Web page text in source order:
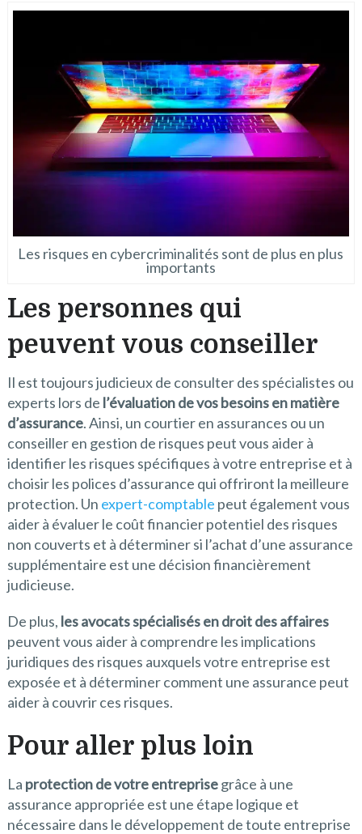
Les risques en cybercriminalités sont de plus en plus
importants
Les personnes qui
peuvent vous conseiller
Il est toujours judicieux de consulter des spécialistes ou
experts lors de l’évaluation de vos besoins en matière
d’assurance. Ainsi, un courtier en assurances ou un
conseiller en gestion de risques peut vous aider à
identifier les risques spécifiques à votre entreprise et à
choisir les polices d’assurance qui offriront la meilleure
protection. Un expert-comptable peut également vous
aider à évaluer le coût financier potentiel des risques
non couverts et à déterminer si l’achat d’une assurance
supplémentaire est une décision financièrement
judicieuse.
De plus, les avocats spécialisés en droit des affaires
peuvent vous aider à comprendre les implications
juridiques des risques auxquels votre entreprise est
exposée et à déterminer comment une assurance peut
aider à couvrir ces risques.
Pour aller plus loin
La protection de votre entreprisegrâce à une
assurance appropriée est une étape logique et
nécessaire dans le développement de toute entreprise